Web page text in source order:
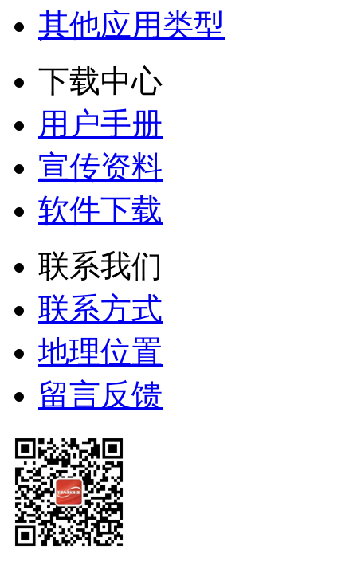
其他应用类型
下载中心
用户手册
宣传资料
软件下载
联系我们
联系方式
地理位置
留言反馈